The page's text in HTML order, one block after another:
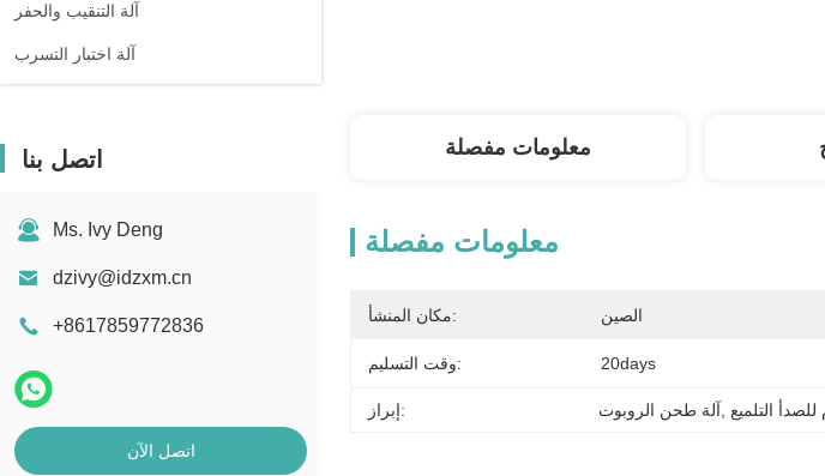
آلة التنقيب والحفر
آلة اختبار التسرب
اتصل بنا
Ms. Ivy Deng
dzivy@idzxm.cn
+8617859772836
اتصل الآن
معلومات مفصلة
معلومات مفصلة
مكان المنشأ: الصين
وقت التسليم: 20days
إبراز: آلة طحن الروبوت للصدأ التلميع